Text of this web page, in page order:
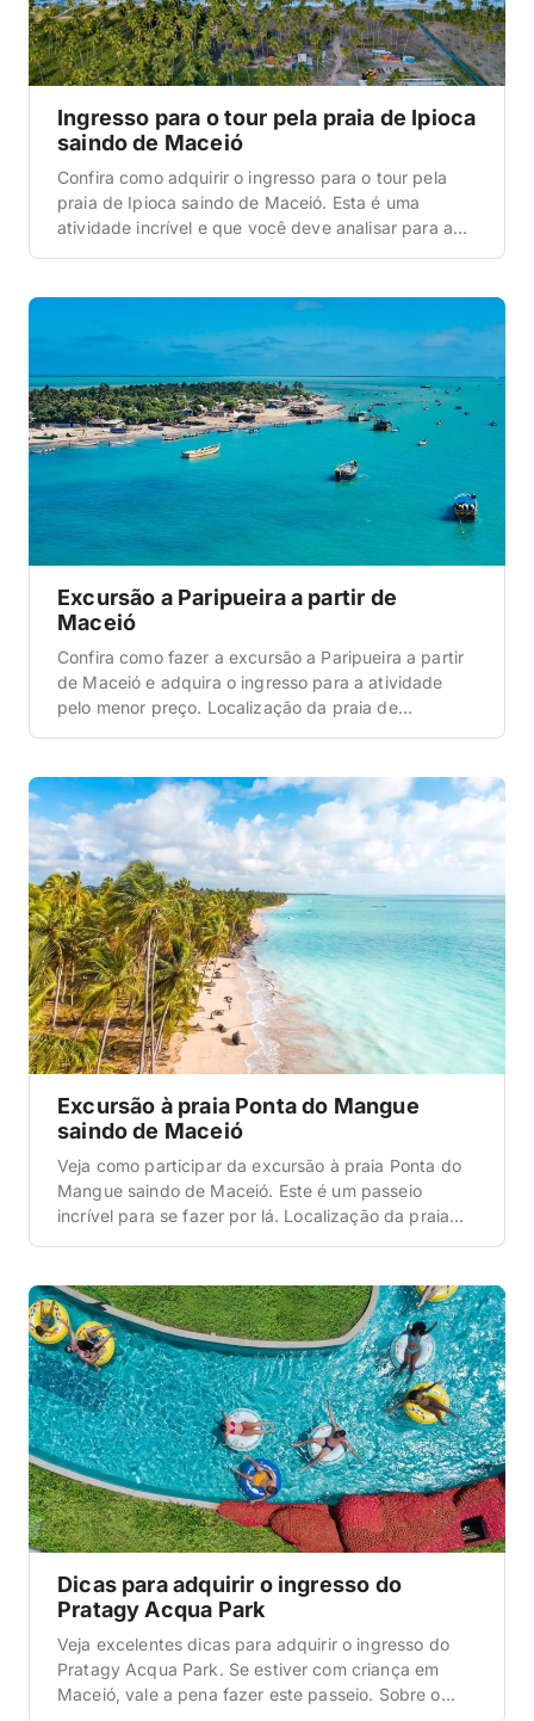
Ingresso para o tour pela praia de Ipioca
saindo de Maceió
Confira como adquirir o ingresso para o tour pela
praia de Ipioca saindo de Maceió. Esta é uma
atividade incrível e que você deve analisar para a
entenda onde a praia de Ipioca está localizada. E,
Excursão a Paripueira a partir de
Maceió
Confira como fazer a excursão a Paripueira a partir
de Maceió e adquira o ingresso para a atividade
pelo menor preço. Localização da praia de
Paripueira está localizada. E, quanto a isso, é muito
simples. Ela esta a […]
Excursão à praia Ponta do Mangue
saindo de Maceió
Veja como participar da excursão à praia Ponta do
Mangue saindo de Maceió. Este é um passeio
incrível para se fazer por lá. Localização da praia
localização. Se esta é a sua primeira vez neste
destino, entenda que […]
Dicas para adquirir o ingresso do
Pratagy Acqua Park
Veja excelentes dicas para adquirir o ingresso do
Pratagy Acqua Park. Se estiver com criança em
Maceió, vale a pena fazer este passeio. Sobre o